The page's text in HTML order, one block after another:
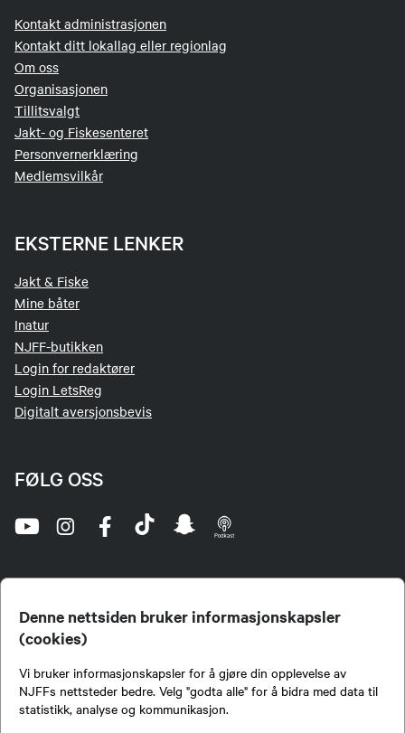
Denne nettsiden bruker informasjonskapsler
(cookies)
Vi bruker informasjonskapsler for å gjøre din opplevelse av
NJFFs nettsteder bedre. Velg "godta alle" for å bidra med data til
statistikk, analyse og kommunikasjon.
Kontakt administrasjonen
Kontakt ditt lokallag eller regionlag
Om oss
Organisasjonen
Tillitsvalgt
Jakt- og Fiskesenteret
Personvernerklæring
Medlemsvilkår
EKSTERNE LENKER
Jakt & Fiske
Mine båter
Inatur
NJFF-butikken
Login for redaktører
Login LetsReg
Digitalt aversjonsbevis
FØLG OSS
jegere og sportsfiskere og et av de viktigste miljøene for formidling av kunnskap om jakt og
fiske i Norge. Vi er en partipolitisk nøytral organisasjon, men har et sterkt jakt-, fiske-, og
naturpolitisk engasjement i mange saker.